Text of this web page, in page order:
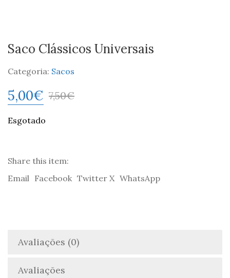
Saco Clássicos Universais
Categoria: Sacos
7,50€
5,00€
Esgotado
Share this item:
Email Facebook Twitter X WhatsApp
Avaliações (0)
Avaliações